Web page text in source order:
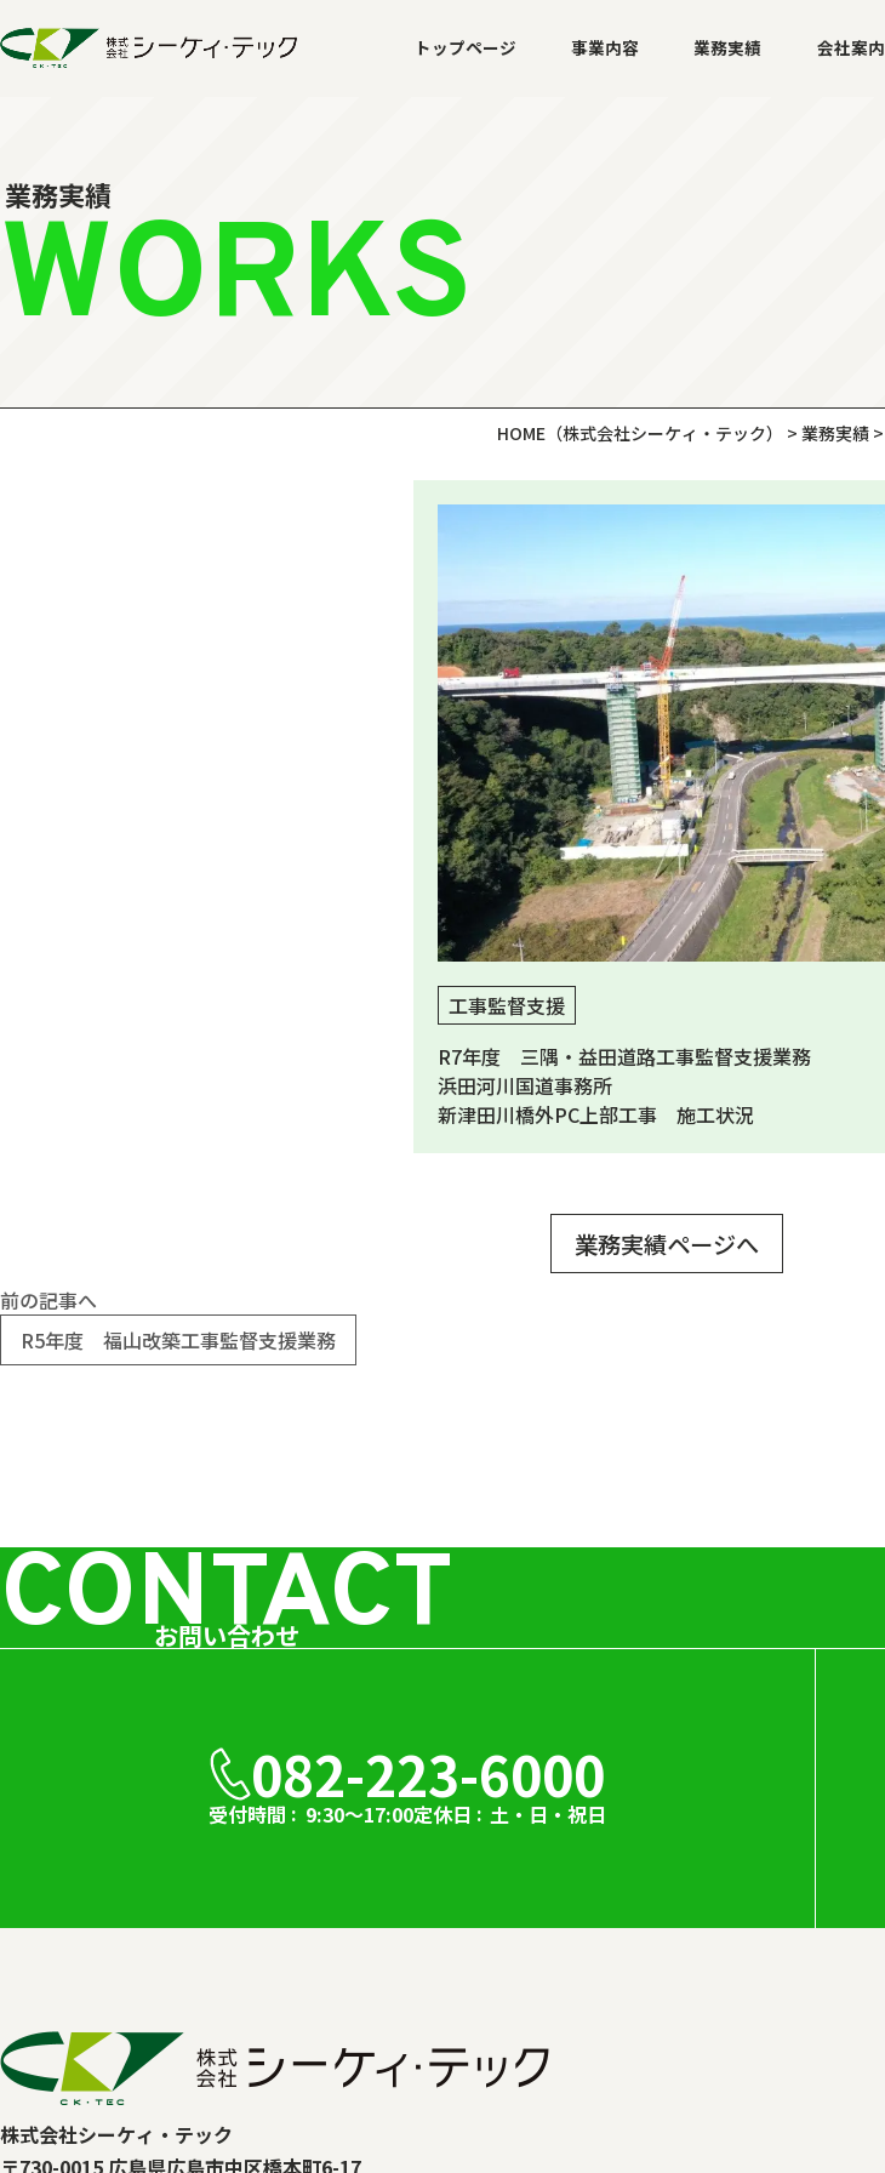
トップページ 事業内容 業務実績 会社案内
業務実績
WORKS
HOME （株式会社シーケィ・テック） > 業務実績 >
工事監督支援
R7年度 三隅・益田道路工事監督支援業務
浜田河川国道事務所
新津田川橋外PC上部工事 施工状況
業務実績ページへ
前の記事へ
R5年度 福山改築工事監督支援業務
CONTACT
お問い合わせ
082-223-6000
受付時間 9:30～17:00定休日 土・日・祝日
株式会社シーケィ・テック